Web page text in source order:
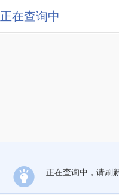
正在查询中
正在查询中，请刷